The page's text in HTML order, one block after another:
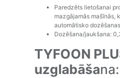
Paredzēts lietošanai
mazgājamās mašīnās,
automātisko
Dozēšana/jaukšana:
TYFOON
uzglabāšana: